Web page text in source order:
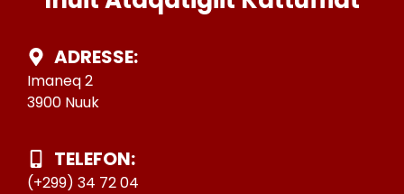
ADRESSE:
Imaneq 2
3900 Nuuk
TELEFON:
(+299) 34 72 04